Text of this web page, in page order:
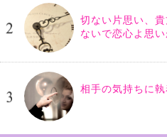
切ない片思い、
ないで恋心よ思
相手の気持ちに